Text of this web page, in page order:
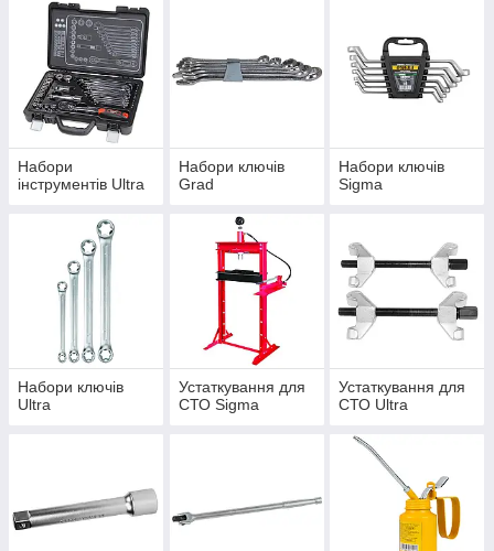
Набори
інструментів Ultra
Набори ключів
Grad
Набори ключів
Sigma
Набори ключів
Ultra
Устаткування для
СТО Sigma
Устаткування для
СТО Ultra